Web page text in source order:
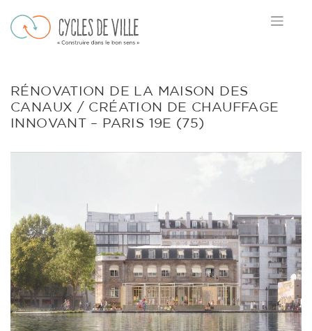
content
RÉNOVATION DE LA MAISON DES
CANAUX / CRÉATION DE CHAUFFAGE
INNOVANT – PARIS 19E (75)